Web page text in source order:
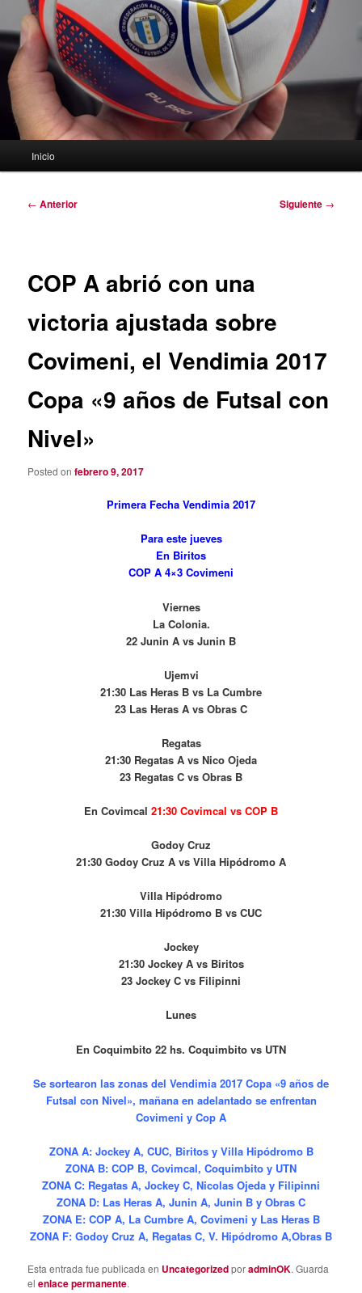
Inicio
Navegación
← Anterior Siguiente →
COP A abrió con una
victoria ajustada sobre
Covimeni, el Vendimia 2017
Copa «9 años de Futsal con
Nivel»
Posted onfebrero 9, 2017
Primera Fecha Vendimia 2017
Para este jueves
En Biritos
COP A 4×3 Covimeni
Viernes
La Colonia.
22 Junin A vs Junin B
Ujemvi
21:30 Las Heras B vs La Cumbre
23 Las Heras A vs Obras C
Regatas
21:30 Regatas A vs Nico Ojeda
23 Regatas C vs Obras B
En Covimcal 21:30 Covimcal vs COP B
Godoy Cruz
21:30 Godoy Cruz A vs Villa Hipódromo A
Villa Hipódromo
21:30 Villa Hipódromo B vs CUC
Jockey
21:30 Jockey A vs Biritos
23 Jockey C vs Filipinni
Lunes
En Coquimbito 22 hs. Coquimbito vs UTN
Se sortearon las zonas del Vendimia 2017 Copa «9 años de
Futsal con Nivel», mañana en adelantado se enfrentan
Covimeni y Cop A
ZONA A: Jockey A, CUC, Biritos y Villa Hipódromo B
ZONA B: COP B, Covimcal, Coquimbito y UTN
ZONA C: Regatas A, Jockey C, Nicolas Ojeda y Filipinni
ZONA D: Las Heras A, Junin A, Junin B y Obras C
ZONA E: COP A, La Cumbre A, Covimeni y Las Heras B
ZONA F: Godoy Cruz A, Regatas C, V. Hipódromo A,Obras B
Esta entrada fue publicada en UncategorizedporadminOK. Guarda
elenlace permanente.